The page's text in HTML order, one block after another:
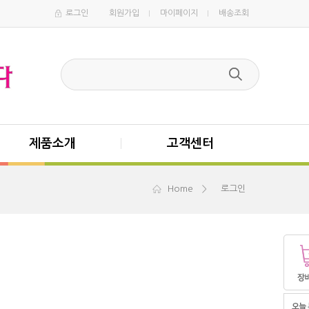
로그인 회원가입 마이페이지 배송조회
제품소개 고객센터
Home 로그인